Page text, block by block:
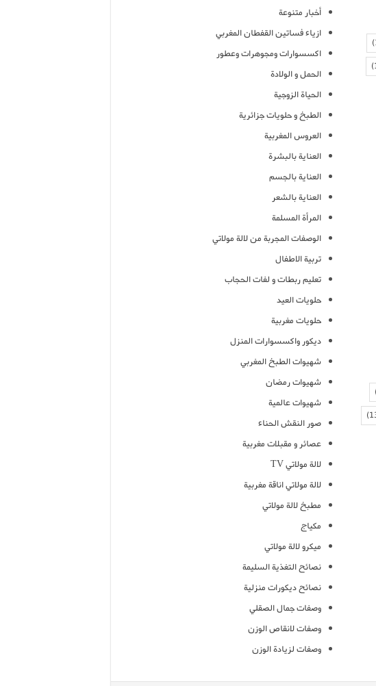
أخبار متنوعة
ازياء فساتين القفطان المغربي
اكسسوارات ومجوهرات وعطور
الحمل و الولادة
الحياة الزوجية
الطبخ و حلويات جزائرية
العروس المغربية
العناية بالبشرة
العناية بالجسم
العناية بالشعر
المرأة المسلمة
الوصفات المجربة من لالة مولاتي
تربية الاطفال
تعليم ربطات و لفات الحجاب
حلويات العيد
حلويات مغربية
ديكور واكسسوارات المنزل
شهيوات الطبخ المغربي
شهيوات رمضان
شهيوات عالمية
صور النقش الحناء
عصائر و مقبلات مغربية
لالة مولاتي TV
لالة مولاتي اناقة مغربية
مطبخ لالة مولاتي
مكياج
ميكرو لالة مولاتي
نصائح التغذية السليمة
نصائح ديكورات منزلية
وصفات جمال الصقلي
وصفات لانقاص الوزن
وصفات لزيادة الوزن